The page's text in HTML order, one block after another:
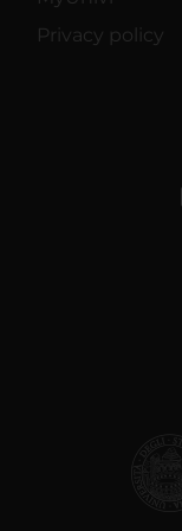
Privacy policy